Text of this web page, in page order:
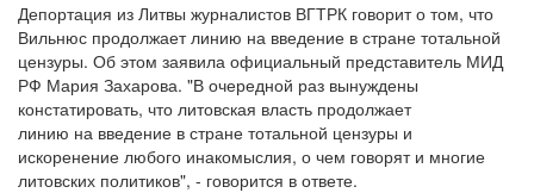
Депортация из Литвы журналистов ВГТРК говорит о том, что
Вильнюс продолжает линию на введение в стране тотальной
цензуры. Об этом заявила официальный представитель МИД
РФ Мария Захарова. "В очередной раз вынуждены
констатировать, что литовская власть продолжает
линию на введение в стране тотальной цензуры и
искоренение любого инакомыслия, о чем говорят и многие
литовских политиков", - говорится в ответе.